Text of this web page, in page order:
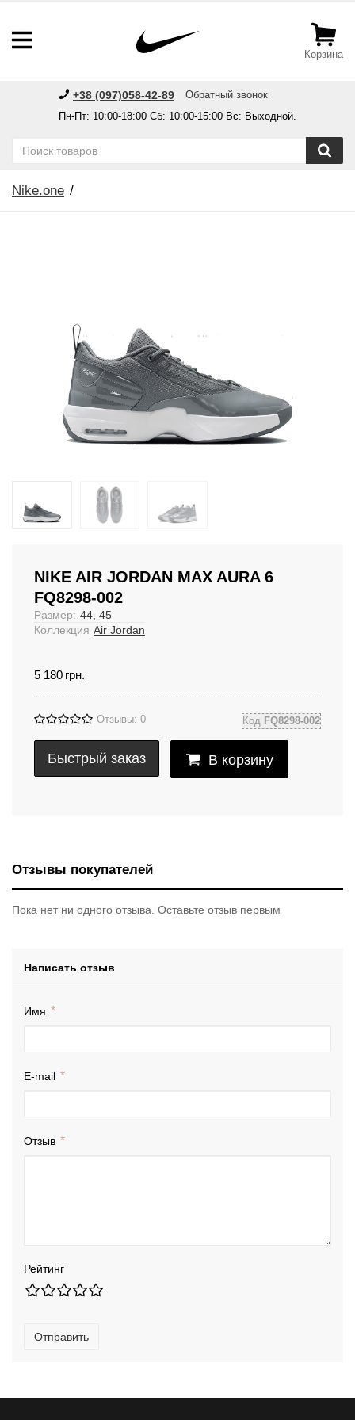
Корзина
+38 (097)058-42-89
Обратный звонок
Пн-Пт: 10:00-18:00 Сб: 10:00-15:00 Вс: Выходной.
Nike.one
NIKE AIR JORDAN MAX AURA 6
FQ8298-002
Размер: 44, 45
Коллекция Air Jordan
5 180 грн.
Отзывы: 0 Код FQ8298-002
Быстрый заказ В корзину
Отзывы покупателей
Пока нет ни одного отзыва. Оставьте отзыв первым
Написать отзыв
Имя
E-mail
Отзыв
Рейтинг
Отправить